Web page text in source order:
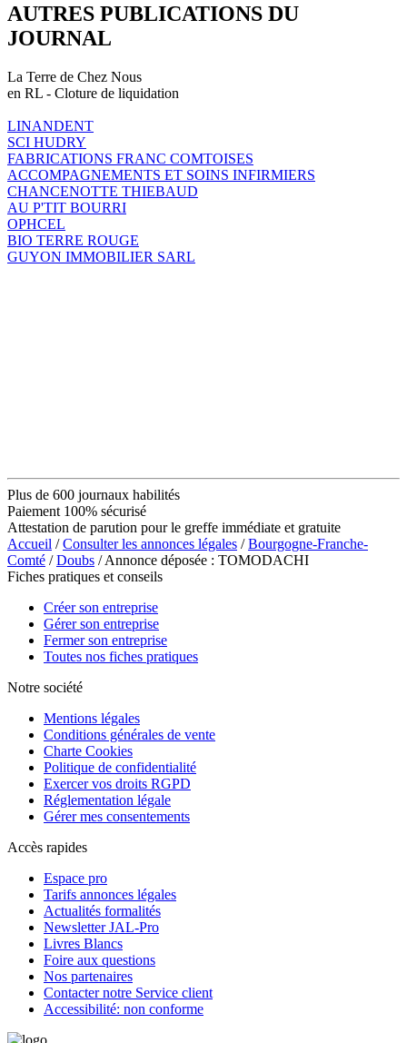
AUTRES PUBLICATIONS DU
JOURNAL
La Terre de Chez Nous
en RL - Cloture de liquidation
LINANDENT
SCI HUDRY
FABRICATIONS FRANC COMTOISES
ACCOMPAGNEMENTS ET SOINS INFIRMIERS
CHANCENOTTE THIEBAUD
AU P'TIT BOURRI
OPHCEL
BIO TERRE ROUGE
GUYON IMMOBILIER SARL
Plus de 600 journaux habilités
Paiement 100% sécurisé
Attestation de parution pour le greffe immédiate et gratuite
Accueil /Consulter les annonces légales /Bourgogne-Franche-
Comté /Doubs / Annonce déposée : TOMODACHI
Fiches pratiques et conseils
Créer son entreprise
Gérer son entreprise
Fermer son entreprise
Toutes nos fiches pratiques
Notre société
Mentions légales
Conditions générales de vente
Charte Cookies
Politique de confidentialité
Exercer vos droits RGPD
Réglementation légale
Gérer mes consentements
Accès rapides
Espace pro
Tarifs annonces légales
Actualités formalités
Newsletter JAL-Pro
Livres Blancs
Foire aux questions
Nos partenaires
Contacter notre Service client
Accessibilité: non conforme